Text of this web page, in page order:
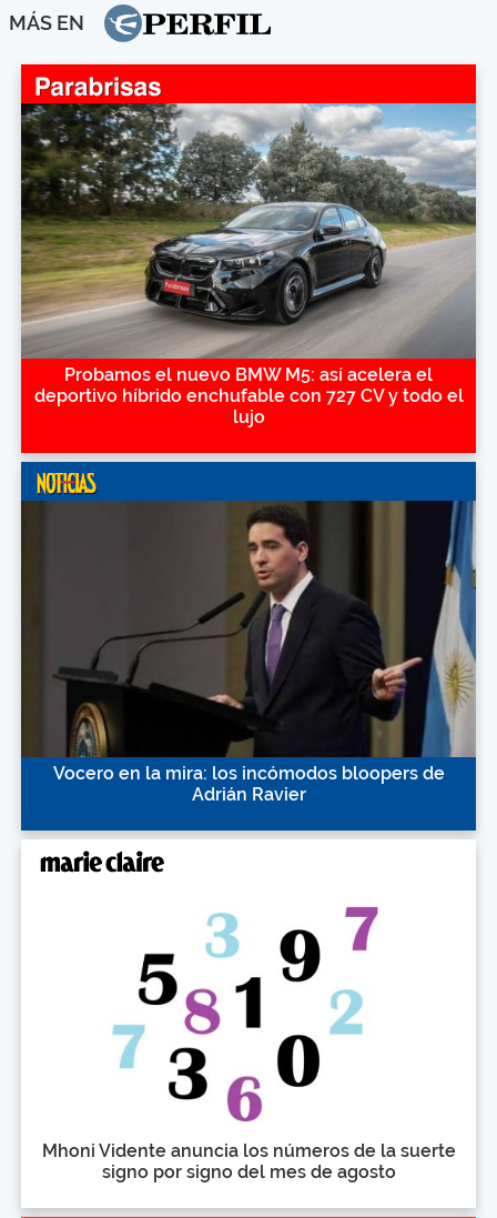
MÁS EN
Probamos el nuevo BMW M5: así acelera el
deportivo híbrido enchufable con 727 CV y todo el
lujo
Vocero en la mira: los incómodos bloopers de
Adrián Ravier
Mhoni Vidente anuncia los números de la suerte
signo por signo del mes de agosto